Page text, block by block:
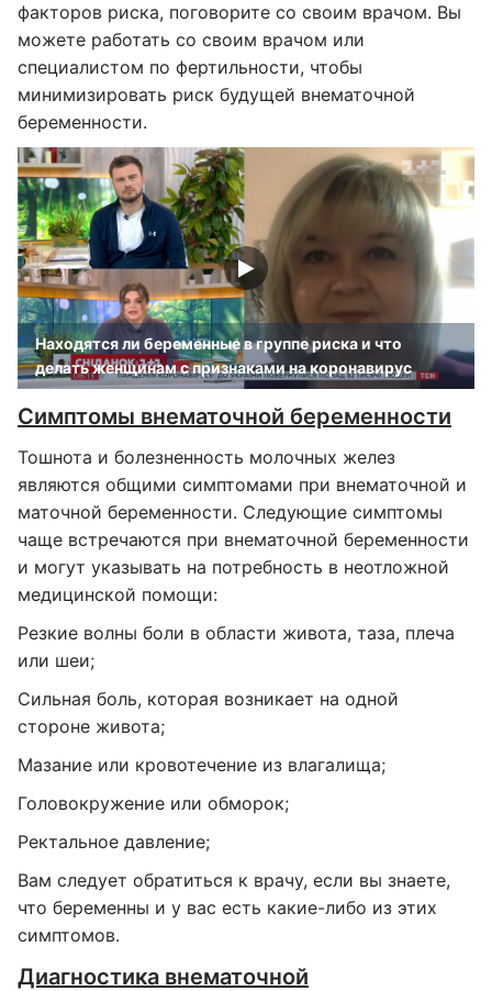
факторов риска, поговорите со своим врачом. Вы
можете работать со своим врачом или
специалистом по фертильности, чтобы
минимизировать риск будущей внематочной
беременности.
Находятся ли беременные в группе риска и что
делать женщинам с признаками на коронавирус
Симптомы внематочной беременности
Тошнота и болезненность молочных желез
являются общими симптомами при внематочной и
маточной беременности. Следующие симптомы
чаще встречаются при внематочной беременности
и могут указывать на потребность в неотложной
медицинской помощи:
Резкие волны боли в области живота, таза, плеча
или шеи;
Сильная боль, которая возникает на одной
стороне живота;
Мазание или кровотечение из влагалища;
Головокружение или обморок;
Ректальное давление;
Вам следует обратиться к врачу, если вы знаете,
что беременны и у вас есть какие-либо из этих
симптомов.
Диагностика внематочной